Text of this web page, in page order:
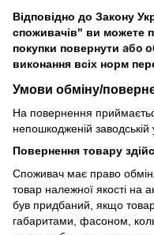
Відповідно до Закону
споживачів" ви можете
покупки повернути або
виконання всіх норм
Умови обміну/
На повернення
непошкодженій заводській
Повернення товару
Споживач має право
товар належної якості на
був придбаний, якщо
габаритами, фасоном,